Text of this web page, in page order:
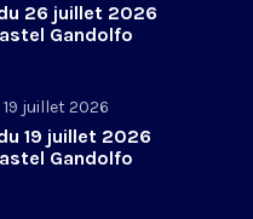
26 juillet 2026
Gandolfo
juillet 2026
19 juillet 2026
Gandolfo